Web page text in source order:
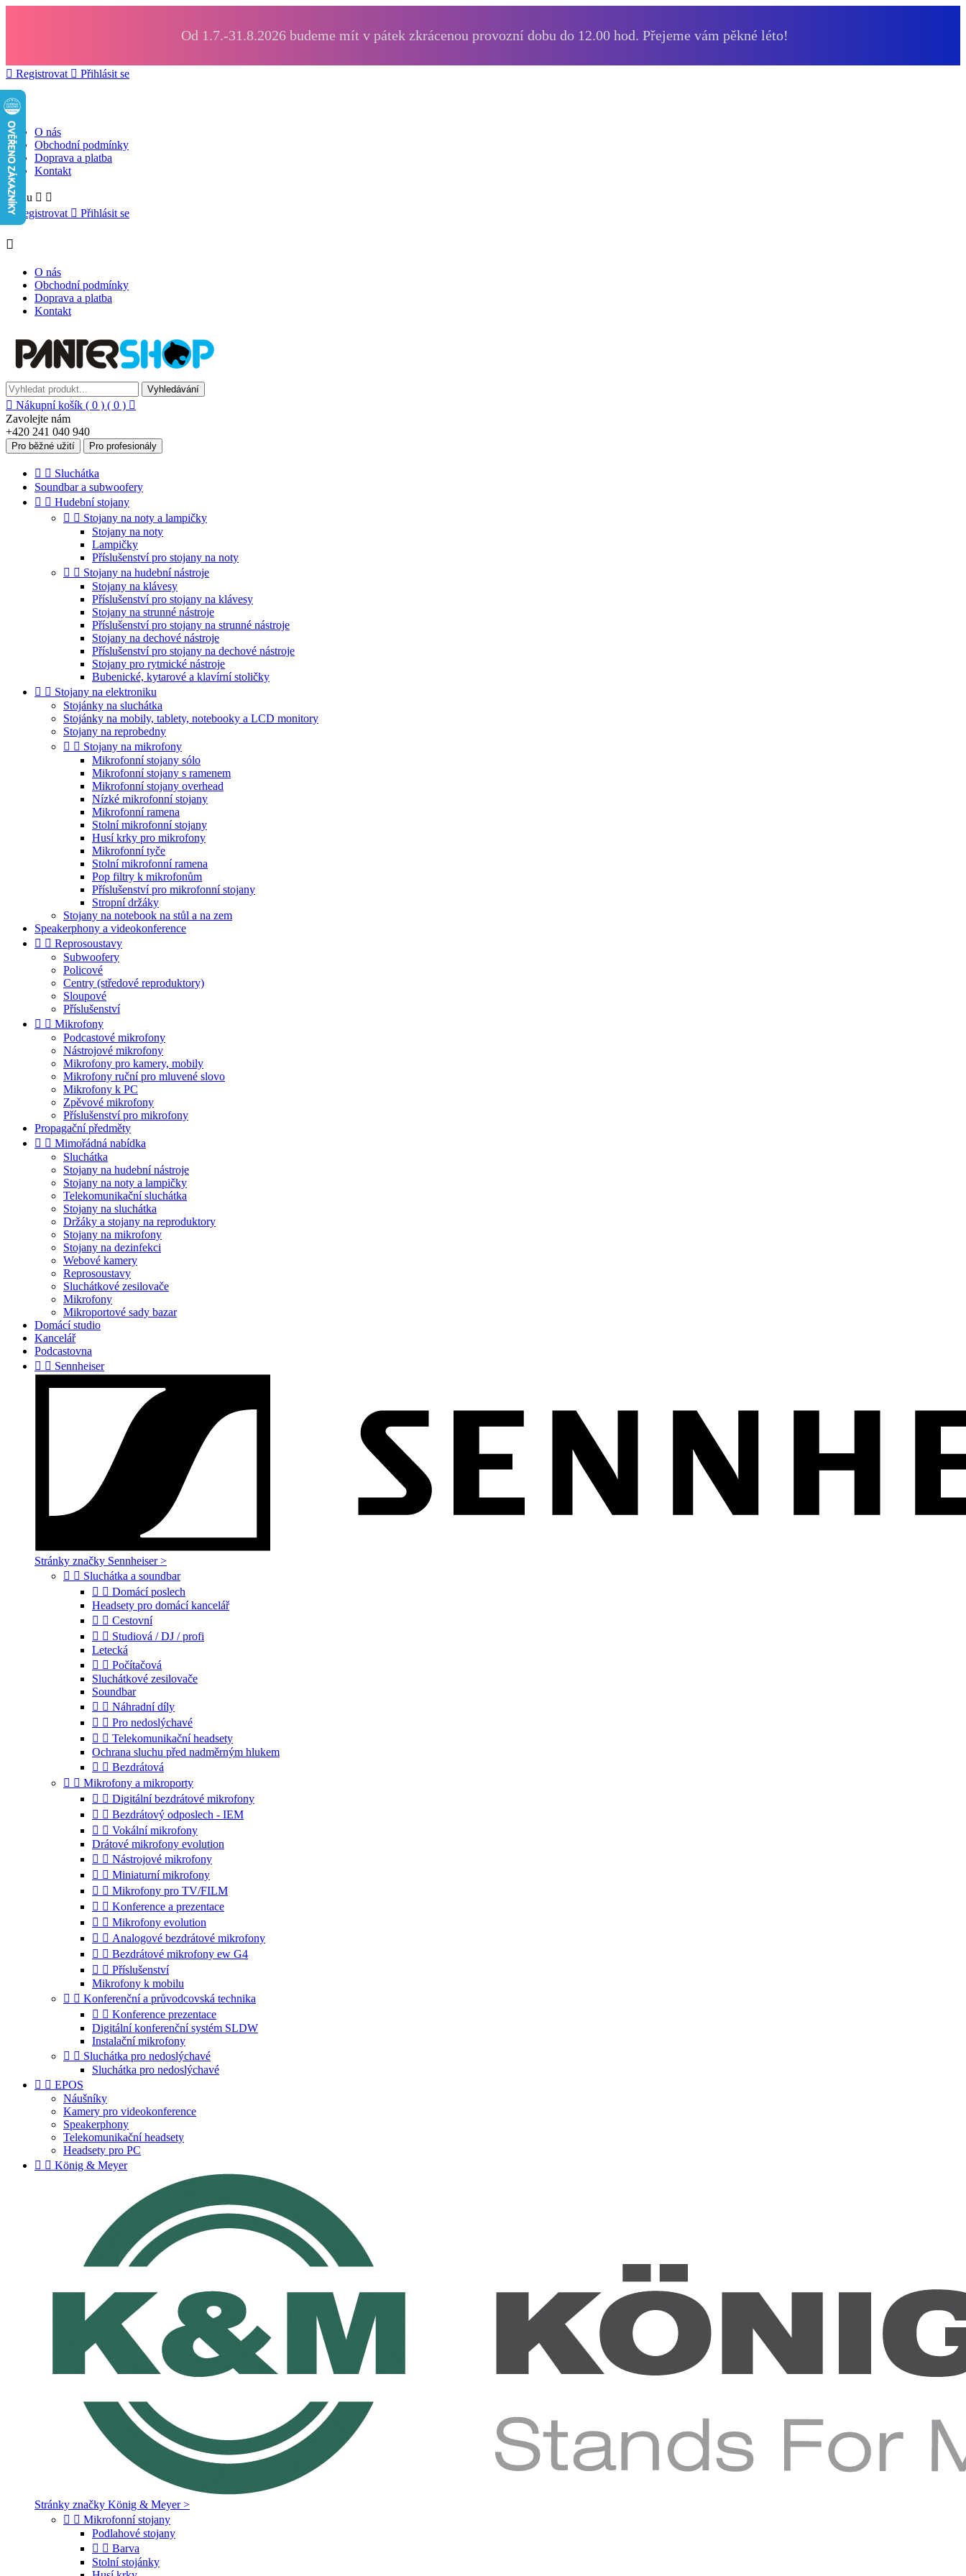
Od 1.7.-31.8.2026 budeme mít v pátek zkrácenou provozní dobu do 12.00 hod. Přejeme vám pěkné léto!
 Registrovat  Přihlásit se

O nás
Obchodní podmínky
Doprava a platba
Kontakt
Menu  

Registrovat  Přihlásit se

O nás
Obchodní podmínky
Doprava a platba
Kontakt
Vyhledávání
 Nákupní košík ( 0 ) ( 0 ) 
Zavolejte nám
+420 241 040 940
Pro běžné užití Pro profesionály
  Sluchátka
Soundbar a subwoofery
  Hudební stojany
  Stojany na noty a lampičky
Stojany na noty
Lampičky
Příslušenství pro stojany na noty
  Stojany na hudební nástroje
Stojany na klávesy
Příslušenství pro stojany na klávesy
Stojany na strunné nástroje
Příslušenství pro stojany na strunné nástroje
Stojany na dechové nástroje
Příslušenství pro stojany na dechové nástroje
Stojany pro rytmické nástroje
Bubenické, kytarové a klavírní stoličky
  Stojany na elektroniku
Stojánky na sluchátka
Stojánky na mobily, tablety, notebooky a LCD monitory
Stojany na reprobedny
  Stojany na mikrofony
Mikrofonní stojany sólo
Mikrofonní stojany s ramenem
Mikrofonní stojany overhead
Nízké mikrofonní stojany
Mikrofonní ramena
Stolní mikrofonní stojany
Husí krky pro mikrofony
Mikrofonní tyče
Stolní mikrofonní ramena
Pop filtry k mikrofonům
Příslušenství pro mikrofonní stojany
Stropní držáky
Stojany na notebook na stůl a na zem
Speakerphony a videokonference
  Reprosoustavy
Subwoofery
Policové
Centry (středové reproduktory)
Sloupové
Příslušenství
  Mikrofony
Podcastové mikrofony
Nástrojové mikrofony
Mikrofony pro kamery, mobily
Mikrofony ruční pro mluvené slovo
Mikrofony k PC
Zpěvové mikrofony
Příslušenství pro mikrofony
Propagační předměty
  Mimořádná nabídka
Sluchátka
Stojany na hudební nástroje
Stojany na noty a lampičky
Telekomunikační sluchátka
Stojany na sluchátka
Držáky a stojany na reproduktory
Stojany na mikrofony
Stojany na dezinfekci
Webové kamery
Reprosoustavy
Sluchátkové zesilovače
Mikrofony
Mikroportové sady bazar
Domácí studio
Kancelář
Podcastovna
  Sennheiser
Stránky značky Sennheiser >
  Sluchátka a soundbar
  Domácí poslech
Headsety pro domácí kancelář
  Cestovní
  Studiová / DJ / profi
Letecká
  Počítačová
Sluchátkové zesilovače
Soundbar
  Náhradní díly
  Pro nedoslýchavé
  Telekomunikační headsety
Ochrana sluchu před nadměrným hlukem
  Bezdrátová
  Mikrofony a mikroporty
  Digitální bezdrátové mikrofony
  Bezdrátový odposlech - IEM
  Vokální mikrofony
Drátové mikrofony evolution
  Nástrojové mikrofony
  Miniaturní mikrofony
  Mikrofony pro TV/FILM
  Konference a prezentace
  Mikrofony evolution
  Analogové bezdrátové mikrofony
  Bezdrátové mikrofony ew G4
  Příslušenství
Mikrofony k mobilu
  Konferenční a průvodcovská technika
  Konference prezentace
Digitální konferenční systém SLDW
Instalační mikrofony
  Sluchátka pro nedoslýchavé
Sluchátka pro nedoslýchavé
  EPOS
Náušníky
Kamery pro videokonference
Speakerphony
Telekomunikační headsety
Headsety pro PC
  König & Meyer
Stránky značky König & Meyer >
  Mikrofonní stojany
Podlahové stojany
  Barva
Stolní stojánky